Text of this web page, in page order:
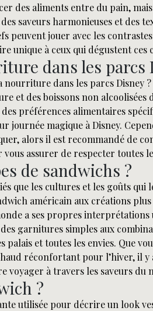
des aliments entre du pain,
saveurs harmonieuses et des
peuvent jouer avec les
unique à ceux qui dégustent ces
dans les parcs
dans les parcs Disney
et des boissons non alcoolisées
préférences alimentaires
journée magique à Disney.
alors il est recommandé de
assurer de respecter toutes
de sandwichs ?
que les cultures et les goûts qui
américain aux créations
a ses propres interprétations
garnitures simples aux
palais et toutes les envies. Que
réconfortant pour l’hiver, il y
voyager à travers les saveurs du
?
utilisée pour décrire un look